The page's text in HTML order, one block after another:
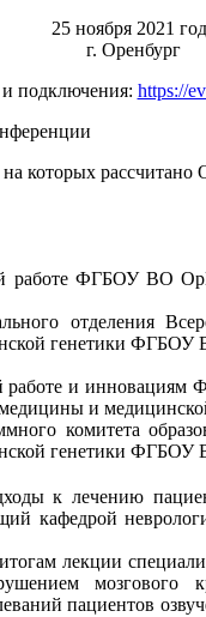
25 ноября 2021
г. Оренбург
подключения: https://
на которых
работе ФГБОУ ВО
отделения
генетики
работе и
и
комитета
генетики
к лечению
кафедрой
лекции
мозгового
пациентов